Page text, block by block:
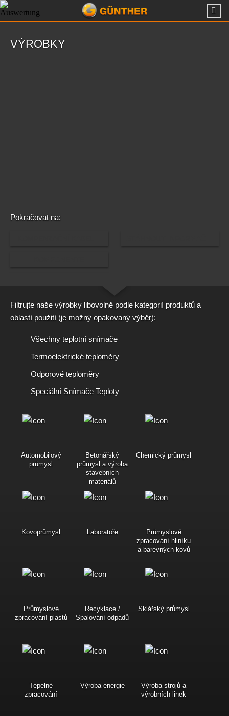
VÝROBKY
Pokračovat na:
Filtrujte naše výrobky libovolně podle kategorií produktů a
oblastí použití (je možný opakovaný výběr):
Všechny teplotní snímače
Termoelektrické teploměry
Odporové teploměry
Speciální Snímače Teploty
Automobilový
průmysl
Betonářský
průmysl a výroba
stavebních
materiálů
Chemický průmysl
Kovoprůmysl Laboratoře
Průmyslové
zpracování hliníku
a barevných kovů
Průmyslové
zpracování plastů
Recyklace /
Spalování odpadů
Sklářský průmysl
Tepelné
zpracování
Výroba energie
Výroba strojů a
výrobních linek